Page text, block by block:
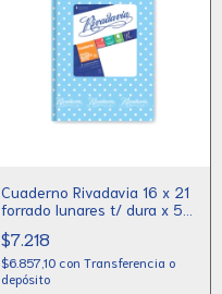
Cuaderno Rivadavia 16 x 21
forrado lunares t/ dura x 50
$7.218
$6.857,10 con Transferencia o
depósito